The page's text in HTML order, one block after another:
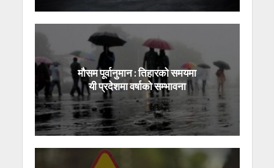
मौसम पूर्वानुमान : तिहारको समयमा
यी प्रदेशमा वर्षाको सम्भावना